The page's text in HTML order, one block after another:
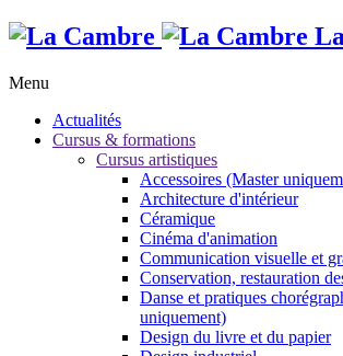
Menu
Actualités
Cursus & formations
Cursus artistiques
Accessoires (Master
Architecture d'intérieur
Céramique
Cinéma d'animation
Communication visuelle et
Conservation, restauration
Danse et pratiques
uniquement)
Design du livre et du papier